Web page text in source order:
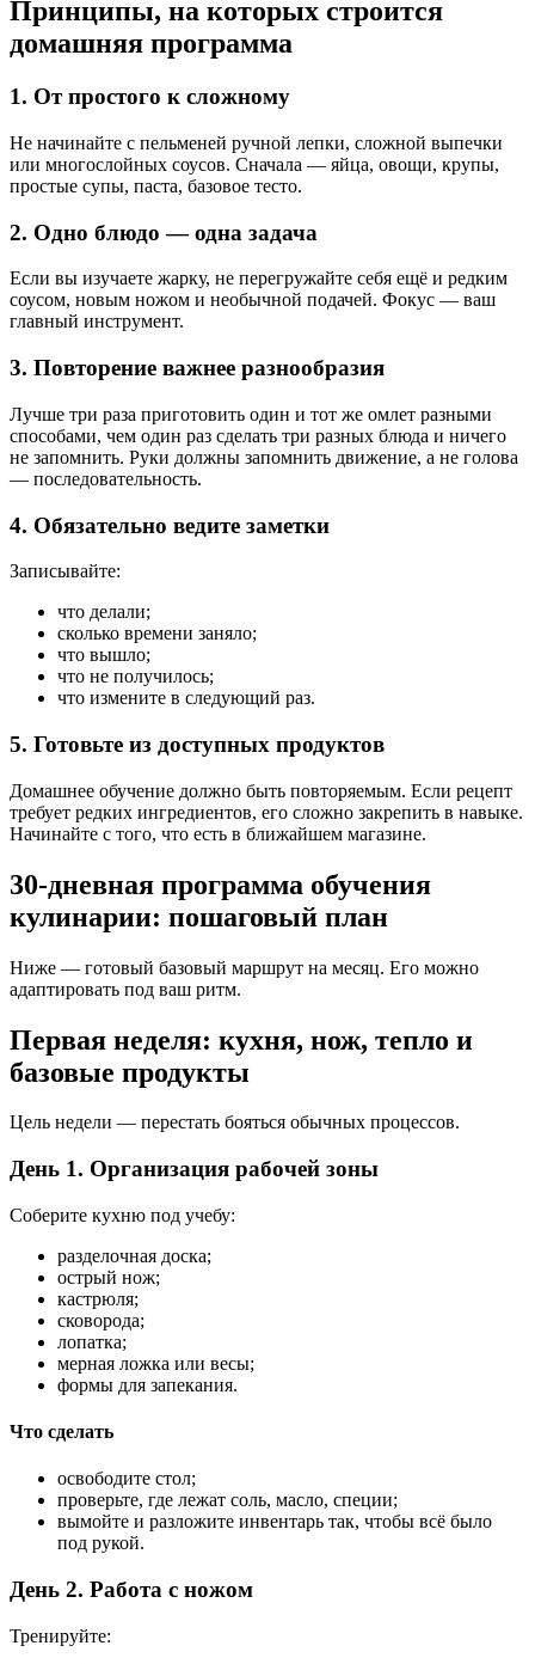
Принципы, на которых строится
домашняя программа
1. От простого к сложному
Не начинайте с пельменей ручной лепки, сложной выпечки
или многослойных соусов. Сначала — яйца, овощи, крупы,
простые супы, паста, базовое тесто.
2. Одно блюдо — одна задача
Если вы изучаете жарку, не перегружайте себя ещё и редким
соусом, новым ножом и необычной подачей. Фокус — ваш
главный инструмент.
3. Повторение важнее разнообразия
Лучше три раза приготовить один и тот же омлет разными
способами, чем один раз сделать три разных блюда и ничего
не запомнить. Руки должны запомнить движение, а не голова
— последовательность.
4. Обязательно ведите заметки
Записывайте:
что делали;
сколько времени заняло;
что вышло;
что не получилось;
что измените в следующий раз.
5. Готовьте из доступных продуктов
Домашнее обучение должно быть повторяемым. Если рецепт
требует редких ингредиентов, его сложно закрепить в навыке.
Начинайте с того, что есть в ближайшем магазине.
30-дневная программа обучения
кулинарии: пошаговый план
Ниже — готовый базовый маршрут на месяц. Его можно
адаптировать под ваш ритм.
Первая неделя: кухня, нож, тепло и
базовые продукты
Цель недели — перестать бояться обычных процессов.
День 1. Организация рабочей зоны
Соберите кухню под учебу:
разделочная доска;
острый нож;
кастрюля;
сковорода;
лопатка;
мерная ложка или весы;
формы для запекания.
Что сделать
освободите стол;
проверьте, где лежат соль, масло, специи;
вымойте и разложите инвентарь так, чтобы всё было
под рукой.
День 2. Работа с ножом
Тренируйте: